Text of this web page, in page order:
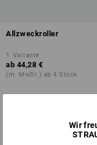
Allzweckroller
1 Variante
ab 44,28 €
(m. MwSt.) ab 4 Stück
Sie haben
Wir